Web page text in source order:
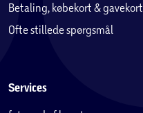
Betaling, købekort & gavekort
Ofte stillede spørgsmål
Services